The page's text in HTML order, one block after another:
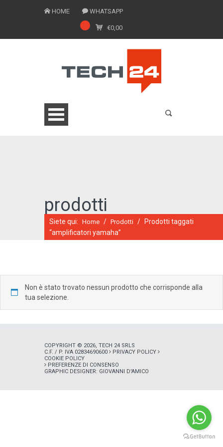
HOME WHATSAPP
€0,00
CATALOGO ONLINE
prodotti
Siete qui: Home / Prodotti /
Prodotti taggati
“amplificatori yamaha”
Non è stato trovato nessun prodotto che corrisponde alla
tua selezione.
COPYRIGHT © 2026, TECH 24 SRLS
C.F. / P. IVA 02834690600
PRIVACY POLICY
COOKIE POLICY
PREFERENZE DI CONSENSO
GRAPHIC DESIGNER: GIOVANNI D'AMICO